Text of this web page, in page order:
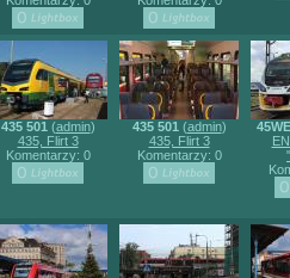
435 501 (admin)
435, Flirt 3
Komentarzy: 0
435 501 (admin)
435, Flirt 3
Komentarzy: 0